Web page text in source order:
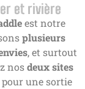
et rivière
est notre
plusieurs
, et surtout
nosdeux sites
une sortie